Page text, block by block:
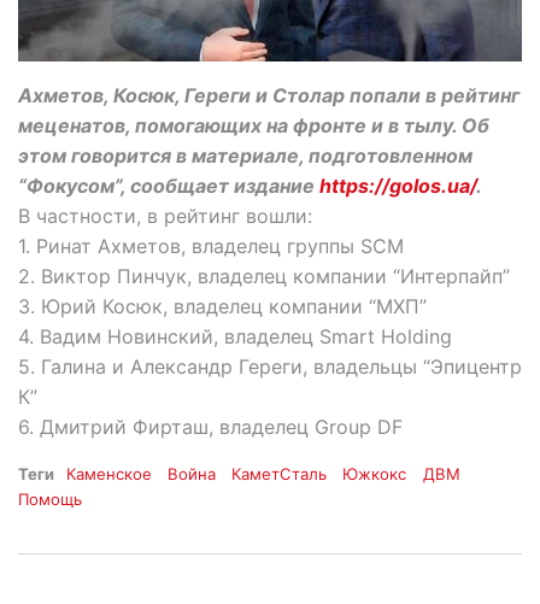
Ахметов, Косюк, Гереги и Столар попали в рейтинг
меценатов, помогающих на фронте и в тылу. Об
этом говорится в материале, подготовленном
“Фокусом”, сообщает издание https://golos.ua/.
В частности, в рейтинг вошли:
1. Ринат Ахметов, владелец группы SCM
2. Виктор Пинчук, владелец компании “Интерпайп”
3. Юрий Косюк, владелец компании “МХП”
4. Вадим Новинский, владелец Smart Holding
5. Галина и Александр Гереги, владельцы “Эпицентр
К”
6. Дмитрий Фирташ, владелец Group DF
Теги Каменское Война КаметСталь Южкокс
ДВМ
Помощь